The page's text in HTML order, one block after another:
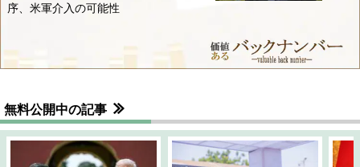
序、米軍介入の可能性
無料公開中の記事